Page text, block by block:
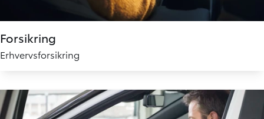
Forsikring
Erhvervsforsikring